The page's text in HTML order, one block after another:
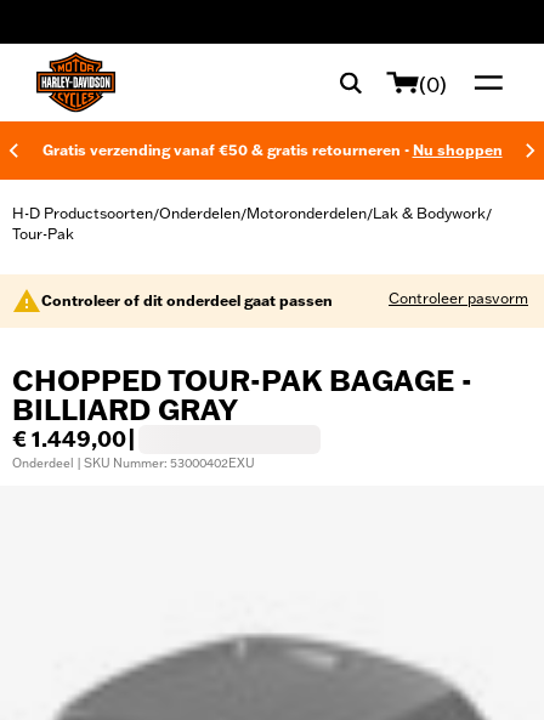
(0)
Gratis verzending vanaf €50 & gratis retourneren - Nu shoppen
H-D Productsoorten/Onderdelen/Motoronderdelen/Lak & Bodywork/
Tour-Pak
Controleer of dit onderdeel gaat passen Controleer pasvorm
CHOPPED TOUR-PAK BAGAGE -
BILLIARD GRAY
€ 1.449,00
Onderdeel | SKU Nummer: 53000402EXU